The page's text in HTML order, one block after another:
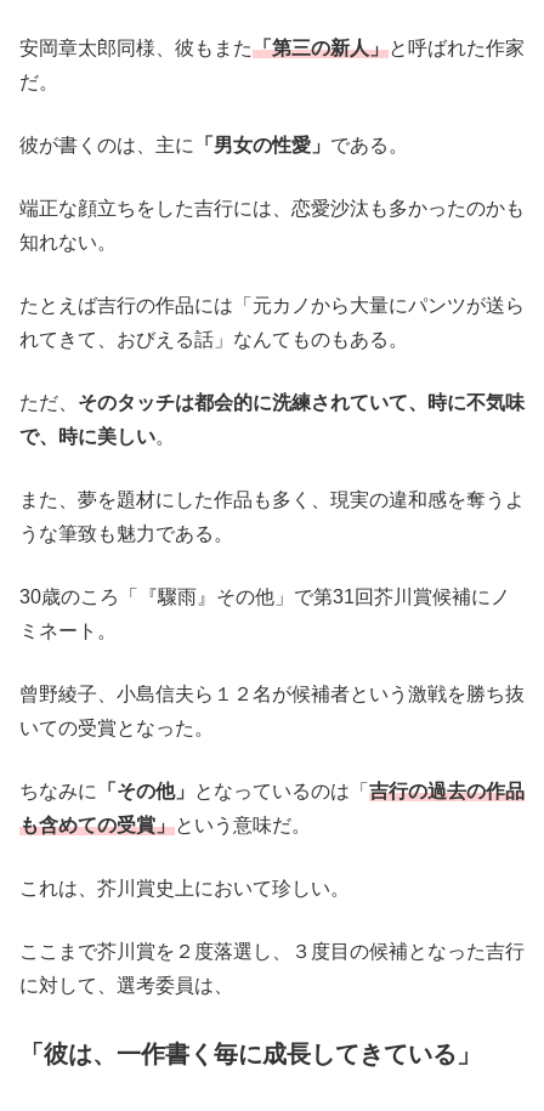
安岡章太郎同様、彼もまた「第三の新人」と呼ばれた作家
だ。
彼が書くのは、主に 「男女の性愛」 である。
端正な顔立ちをした吉行には、恋愛沙汰も多かったのかも
知れない。
たとえば吉行の作品には「元カノから大量にパンツが送ら
れてきて、おびえる話」なんてものもある。
ただ、 そのタッチは都会的に洗練されていて、時に不気味
で、時に美しい。
また、夢を題材にした作品も多く、現実の違和感を奪うよ
うな筆致も魅力である。
30歳のころ「『驟雨』その他」で第31回芥川賞候補にノ
ミネート。
曾野綾子、小島信夫ら１２名が候補者という激戦を勝ち抜
いての受賞となった。
ちなみに 「その他」 となっているのは「 吉行の過去の作品
も含めての受賞」という意味だ。
これは、芥川賞史上において珍しい。
ここまで芥川賞を２度落選し、３度目の候補となった吉行
に対して、選考委員は、
「彼は、一作書く毎に成長してきている」